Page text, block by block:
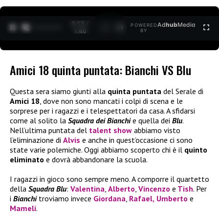
0:15 /
1:40
POWERED
BY
AdhubMedia
Amici 18 quinta puntata: Bianchi VS Blu
Questa sera siamo giunti alla quinta puntata del Serale di
Amici 18, dove non sono mancati i colpi di scena e le
sorprese per i ragazzi e i telespettatori da casa. A sfidarsi
come al solito la Squadra dei Bianchie quella dei Blu.
Nell’ultima puntata del talent show abbiamo visto
l’eliminazione di Alvis e anche in quest’occasione ci sono
state varie polemiche. Oggi abbiamo scoperto chi è il quinto
eliminato e dovrà abbandonare la scuola.
I ragazzi in gioco sono sempre meno. A comporre il quartetto
della Squadra Blu: Valentina, Alberto, Vincenzo e Tish. Per
i Bianchitroviamo invece Giordana, Rafael, Umberto e
Mameli.